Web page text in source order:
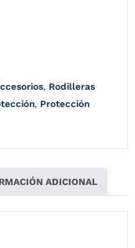
, Rodilleras
, Protección
ADICIONAL